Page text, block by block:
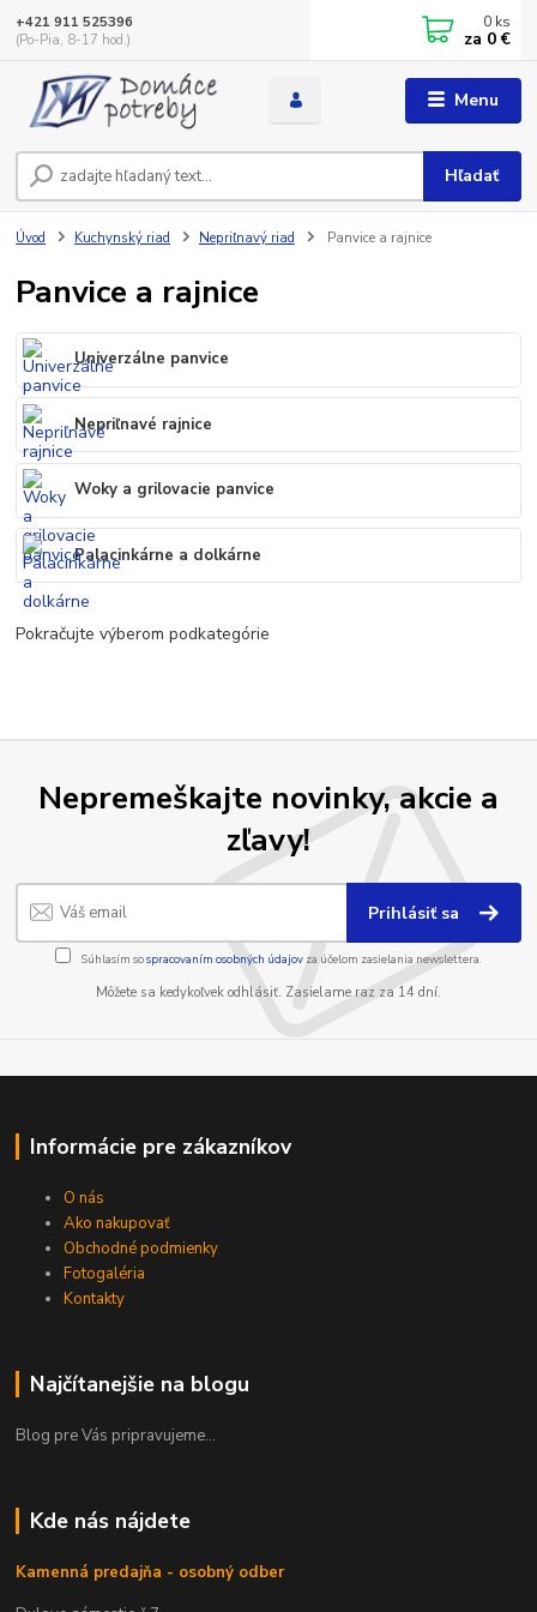
Menu
Hľadať
+421 911 525396
(Po-Pia, 8-17 hod.)
0 ks
za 0 €
Úvod Kuchynský riad Nepriľnavý riad Panvice a rajnice
Panvice a rajnice
Univerzálne panvice
Nepriľnavé rajnice
Woky a grilovacie panvice
Palacinkárne a dolkárne
Pokračujte výberom podkategórie
Nepremeškajte novinky, akcie a
zľavy!
Prihlásiť sa
Súhlasím sospracovaním osobných údajov za účelom zasielania newslettera.
Môžete sa kedykoľvek odhlásiť. Zasielame raz za 14 dní.
Informácie pre zákazníkov
O nás
Ako nakupovať
Obchodné podmienky
Fotogaléria
Kontakty
Najčítanejšie na blogu
Blog pre Vás pripravujeme...
Kde nás nájdete
Kamenná predajňa - osobný odber